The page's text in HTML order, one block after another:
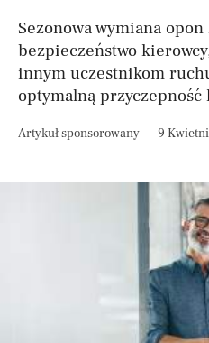
Sezonowa wymiana
bezpieczeństwo
innym uczestnikom
optymalną przyczepność
Artykuł sponsorowany 9